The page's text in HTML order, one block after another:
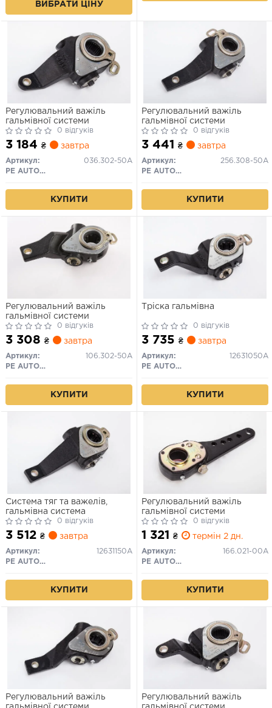
ВИБРАТИ ЦІНУ
Регулювальний важіль
гальмівної системи
0 відгуків
3 184 ₴ завтра
Артикул:
036.302-50A
PE AUTOMOTIVE
КУПИТИ
Регулювальний важіль
гальмівної системи
0 відгуків
3 441 ₴ завтра
Артикул:
256.308-50A
PE AUTOMOTIVE
КУПИТИ
Регулювальний важіль
гальмівної системи
0 відгуків
3 308 ₴ завтра
Артикул:
106.302-50A
PE AUTOMOTIVE
КУПИТИ
Тріска гальмівна
0 відгуків
3 735 ₴ завтра
Артикул:
12631050A
PE AUTOMOTIVE
КУПИТИ
Система тяг та важелів,
гальмівна система
0 відгуків
3 512 ₴ завтра
Артикул:
12631150A
PE AUTOMOTIVE
КУПИТИ
Регулювальний важіль
гальмівної системи
0 відгуків
1 321 ₴ термін 2 дн.
Артикул:
166.021-00A
PE AUTOMOTIVE
КУПИТИ
Регулювальний важіль
Регулювальний важіль